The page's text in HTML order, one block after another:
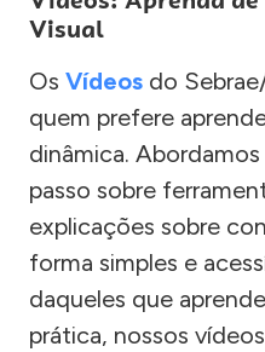
Visual
Os Vídeos do
quem prefere
dinâmica.
passo sobre
explicações sobre
forma simples e
daqueles que
prática, nossos